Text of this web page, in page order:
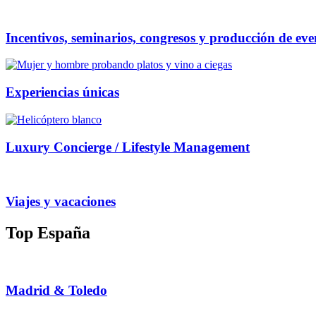
Incentivos, seminarios, congresos y producción de
Experiencias únicas
Luxury Concierge / Lifestyle Management
Viajes y vacaciones
Top España
Madrid & Toledo